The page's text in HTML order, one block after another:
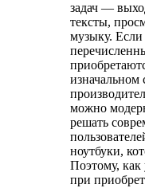
задач —
тексты,
музыку. Если
изначальном
можно
решать
ноутбуки,
Поэтому, как
при